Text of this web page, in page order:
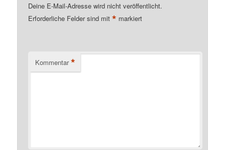
Deine E-Mail-Adresse wird nicht veröffentlicht.
Erforderliche Felder sind mit* markiert
Kommentar *